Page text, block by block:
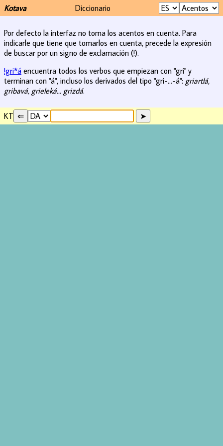
Kotava Diccionario
Por defecto la interfaz no toma los acentos en cuenta. Para
indicarle que tiene que tomarlos en cuenta, precede la expresión
de buscar por un signo de exclamación (!).
!gri*á encuentra todos los verbos que empiezan con "gri" y
terminan con "á", incluso los derivados del tipo "gri-...-á": griartlá,
gribavá, grieleká... grizdá.
KT